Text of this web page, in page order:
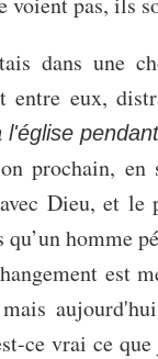
dans une
entre eux,
l'église
prochain,
Dieu, et le
homme
est
ce vrai ce